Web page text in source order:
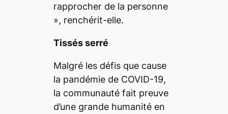
rapprocher de la personne
», renchérit-elle.
Tissés serré
Malgré les défis que cause
la pandémie de COVID-19,
la communauté fait preuve
d’une grande humanité en